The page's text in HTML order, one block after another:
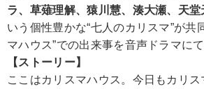
ラ、草薙理解、猿川慧、湊大瀬、天
いう個性豊かな“七人のカリスマ”が共
マハウス”での出来事を音声ドラマに
【ストーリー】
ここはカリスマハウス。今日もカリ